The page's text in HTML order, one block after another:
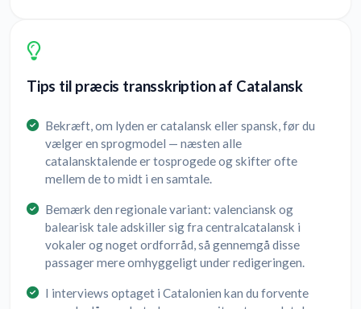
Tips til præcis transskription af Catalansk
Bekræft, om lyden er catalansk eller spansk, før du
vælger en sprogmodel — næsten alle
catalansktalende er tosprogede og skifter ofte
mellem de to midt i en samtale.
Bemærk den regionale variant: valenciansk og
balearisk tale adskiller sig fra centralcatalansk i
vokaler og noget ordforråd, så gennemgå disse
passager mere omhyggeligt under redigeringen.
I interviews optaget i Catalonien kan du forvente